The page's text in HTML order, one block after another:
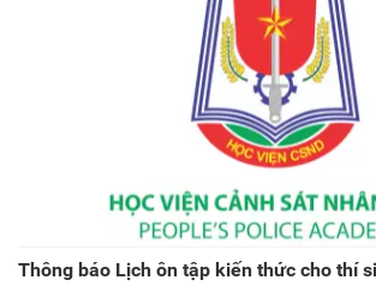
Thông báo Lịch ôn tập kiến thức cho thí